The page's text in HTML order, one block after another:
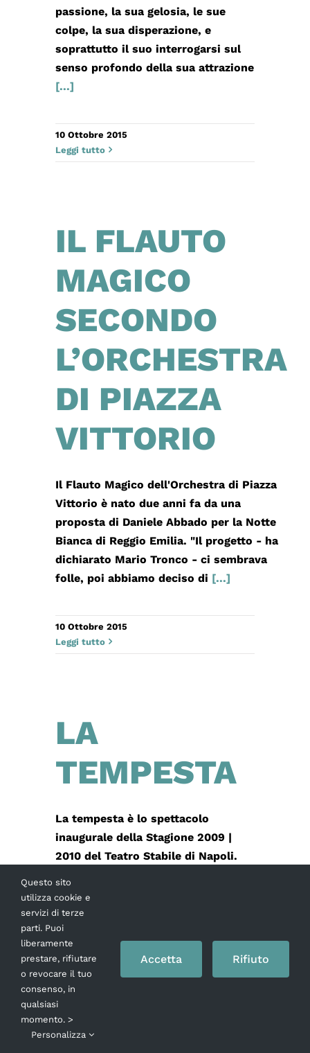
passione, la sua gelosia, le sue
colpe, la sua disperazione, e
soprattutto il suo interrogarsi sul
senso profondo della sua attrazione
[...]
10 Ottobre 2015
Leggi tutto
IL FLAUTO
MAGICO
SECONDO
L’ORCHESTRA
DI PIAZZA
VITTORIO
Il Flauto Magico dell'Orchestra di Piazza
Vittorio è nato due anni fa da una
proposta di Daniele Abbado per la Notte
Bianca di Reggio Emilia. "Il progetto - ha
dichiarato Mario Tronco - ci sembrava
folle, poi abbiamo deciso di [...]
10 Ottobre 2015
Leggi tutto
LA
TEMPESTA
La tempesta è lo spettacolo
inaugurale della Stagione 2009 |
2010 del Teatro Stabile di Napoli.
Rosa ha voluto al Teatro San
Ferdinando per rimarcare, con
orgoglio, il ritrovato ruolo della
storica sala eduardiana
Questo sito
utilizza cookie e
servizi di terze
parti. Puoi
liberamente
prestare, rifiutare
o revocare il tuo
consenso, in
qualsiasi
momento. >
Personalizza
Accetta Rifiuto